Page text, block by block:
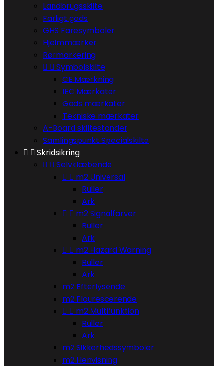
Landbrugsskilte
Farligt gods
GHS Faresymboler
Hjelmmærker
Rørmarkering
  Symbolskilte
CE Mærkning
IEC Mærkater
Gods mærkater
Tekniske mærkater
A-Board skiltestander
Samlingspunkt Specialskilte
  Skridsikring
  Selvklæbende
  m2 Universal
Ruller
Ark
  m2 Signalfarver
Ruller
Ark
  m2 Hazard Warning
Ruller
Ark
m2 Efterlysende
m2 Flourescerende
  m2 Multifunktion
Ruller
Ark
m2 Sikkerhedssymboler
m2 Henvisning